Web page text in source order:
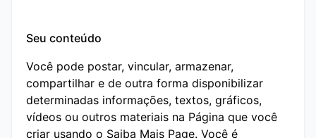
Seu conteúdo
Você pode postar, vincular, armazenar,
compartilhar e de outra forma disponibilizar
determinadas informações, textos, gráficos,
vídeos ou outros materiais na Página que você
criar usando o Saiba Mais Page. Você é